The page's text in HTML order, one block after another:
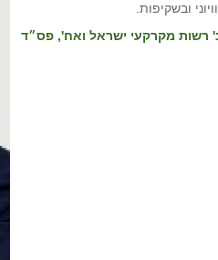
ובשקיפות.
60597-08-22 חדד נ' רשות מקרקעי ישראל ואח', פס״ד